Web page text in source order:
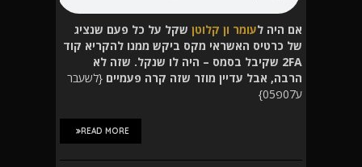
אם היה לעומר ון קלוטן שקל על כל פעם שנציג
של כרטיס האשראי מקס ביקש ממנו להקריא קוד
2FA שקיבל בסמס – היה לו שנקל. שזה לא
הרבה, אבל עדיין מוזר שזה קרה פעמיים {לשעבר
ע07פ05}
READ MORE